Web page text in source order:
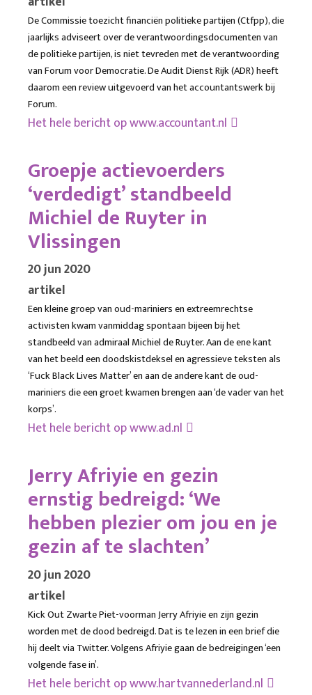
De Commissie toezicht financiën politieke partijen (Ctfpp), die
jaarlijks adviseert over de verantwoordingsdocumenten van
de politieke partijen, is niet tevreden met de verantwoording
van Forum voor Democratie. De Audit Dienst Rijk (ADR) heeft
daarom een review uitgevoerd van het accountantswerk bij
Forum.
Het hele bericht opwww.accountant.nl
Groepje actievoerders
‘verdedigt’ standbeeld
Michiel de Ruyter in
Vlissingen
20 jun 2020
artikel
Een kleine groep van oud-mariniers en extreemrechtse
activisten kwam vanmiddag spontaan bijeen bij het
standbeeld van admiraal Michiel de Ruyter. Aan de ene kant
van het beeld een doodskistdeksel en agressieve teksten als
‘Fuck Black Lives Matter’ en aan de andere kant de oud-
mariniers die een groet kwamen brengen aan ‘de vader van het
korps’.
Het hele bericht opwww.ad.nl
Jerry Afriyie en gezin
ernstig bedreigd: ‘We
hebben plezier om jou en je
gezin af te slachten’
20 jun 2020
artikel
Kick Out Zwarte Piet-voorman Jerry Afriyie en zijn gezin
worden met de dood bedreigd. Dat is te lezen in een brief die
hij deelt via Twitter. Volgens Afriyie gaan de bedreigingen ‘een
volgende fase in’.
Het hele bericht opwww.hartvannederland.nl